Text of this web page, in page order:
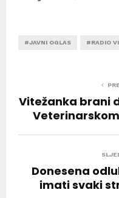
#JAVNI OGLAS #RADIO
Vitežanka brani
Donesena
imati svaki